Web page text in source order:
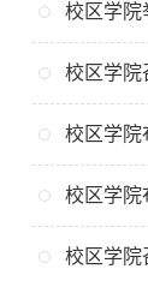
校区学院
校区学院
校区学院
校区学院
校区学院